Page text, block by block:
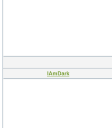
IAmDark